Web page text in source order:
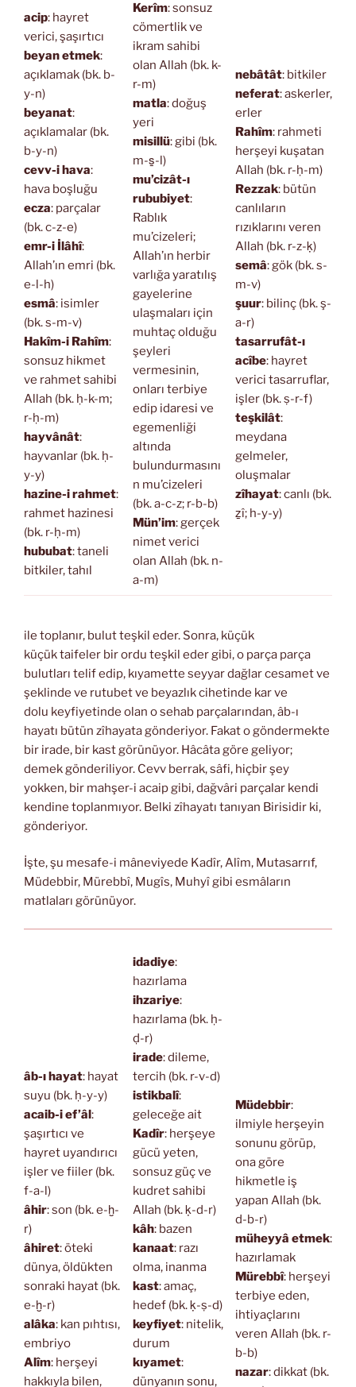
acip: hayret
verici, şaşırtıcı
beyan etmek:
açıklamak (bk. b-
y-n)
beyanat:
açıklamalar (bk.
b-y-n)
cevv-i hava:
hava boşluğu
ecza: parçalar
(bk. c-z-e)
emr-i İlâhî:
Allah’ın emri (bk.
e-l-h)
esmâ: isimler
(bk. s-m-v)
Hakîm-i Rahîm:
sonsuz hikmet
ve rahmet sahibi
Allah (bk. ḥ-k-m;
r-ḥ-m)
hayvânât:
hayvanlar (bk. ḥ-
y-y)
hazine-i rahmet:
rahmet hazinesi
(bk. r-ḥ-m)
hububat: taneli
bitkiler, tahıl
Kerîm: sonsuz
cömertlik ve
ikram sahibi
olan Allah (bk. k-
r-m)
matla: doğuş
yeri
misillü: gibi (bk.
m-s̱-l)
mu’cizât-ı
rububiyet:
Rablık
mu’cizeleri;
Allah’ın herbir
varlığa yaratılış
gayelerine
ulaşmaları için
muhtaç olduğu
şeyleri
vermesinin,
onları terbiye
edip idaresi ve
egemenliği
altında
bulundurmasını
n mu’cizeleri
(bk. a-c-z; r-b-b)
Mün’im: gerçek
nimet verici
olan Allah (bk. n-
a-m)
nebâtât: bitkiler
neferat: askerler,
erler
Rahîm: rahmeti
herşeyi kuşatan
Allah (bk. r-ḥ-m)
Rezzak: bütün
canlıların
rızıklarını veren
Allah (bk. r-z-ḳ)
semâ: gök (bk. s-
m-v)
şuur: bilinç (bk. ş-
a-r)
tasarrufât-ı
acîbe: hayret
verici tasarruflar,
işler (bk. ṣ-r-f)
teşkilât:
meydana
gelmeler,
oluşmalar
zîhayat: canlı (bk.
ẕî; h-y-y)
ile toplanır, bulut teşkil eder. Sonra, küçük
küçük taifeler bir ordu teşkil eder gibi, o parça parça
bulutları telif edip, kıyamette seyyar dağlar cesamet ve
şeklinde ve rutubet ve beyazlık cihetinde kar ve
dolu keyfiyetinde olan o sehab parçalarından, âb-ı
hayatı bütün zîhayata gönderiyor. Fakat o göndermekte
bir irade, bir kast görünüyor. Hâcâta göre geliyor;
demek gönderiliyor. Cevv berrak, sâfi, hiçbir şey
yokken, bir mahşer-i acaip gibi, dağvâri parçalar kendi
kendine toplanmıyor. Belki zîhayatı tanıyan Birisidir ki,
gönderiyor.
İşte, şu mesafe-i mâneviyede Kadîr, Alîm, Mutasarrıf,
Müdebbir, Mürebbî, Mugîs, Muhyî gibi esmâların
matlaları görünüyor.
âb-ı hayat: hayat
suyu (bk. ḥ-y-y)
acaib-i ef’âl :
şaşırtıcı ve
hayret uyandırıcı
işler ve fiiler (bk.
f-a-l)
âhir: son (bk. e-ḫ-
r)
âhiret: öteki
dünya, öldükten
sonraki hayat (bk.
e-ḫ-r)
alâka: kan pıhtısı,
embriyo
Alîm: herşeyi
hakkıyla bilen,
idadiye:
hazırlama
ihzariye:
hazırlama (bk. ḥ-
ḍ-r)
irade: dileme,
tercih (bk. r-v-d)
istikbalî:
geleceğe ait
Kadîr: herşeye
gücü yeten,
sonsuz güç ve
kudret sahibi
Allah (bk. ḳ-d-r)
kâh: bazen
kanaat: razı
olma, inanma
kast: amaç,
hedef (bk. ḳ-ṣ-d)
keyfiyet: nitelik,
durum
kıyamet:
dünyanın sonu,
Müdebbir:
ilmiyle herşeyin
sonunu görüp,
ona göre
hikmetle iş
yapan Allah (bk.
d-b-r)
müheyyâ etmek:
hazırlamak
Mürebbî: herşeyi
terbiye eden,
ihtiyaçlarını
veren Allah (bk. r-
b-b)
nazar: dikkat (bk.